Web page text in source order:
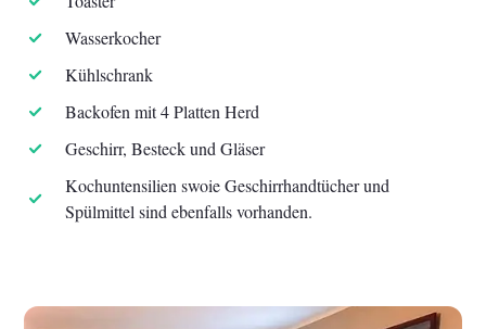
Wasserkocher
Kühlschrank
Backofen mit 4 Platten Herd
Geschirr, Besteck und Gläser
Kochuntensilien swoie Geschirrhandtücher und
Spülmittel sind ebenfalls vorhanden.